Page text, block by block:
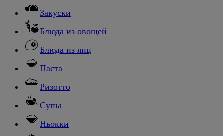
Закуски
Блюда из овощей
Блюда из яиц
Паста
Ризотто
Супы
Ньокки